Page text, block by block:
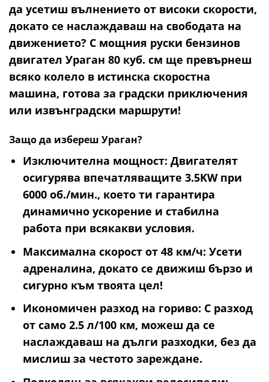
да усетиш вълнението от високи скорости,
докато се наслаждаваш на свободата на
движението? С мощния руски бензинов
двигател Ураган 80 куб. см ще превърнеш
всяко колело в истинска скоростна
машина, готова за градски приключения
или извънградски маршрути!
Защо да избереш Ураган?
Изключителна мощност: Двигателят
осигурява впечатляващите3.5KWпри
6000 об./мин., което ти гарантира
динамично ускорение и стабилна
работа при всякакви условия.
Максимална скорост от 48 км/ч: Усети
адреналина, докато се движиш бързо и
сигурно към твоята цел!
Икономичен разход на гориво: С разход
отсамо 2.5 л/100 км, можеш да се
наслаждаваш на дълги разходки, без да
мислиш за честото зареждане.